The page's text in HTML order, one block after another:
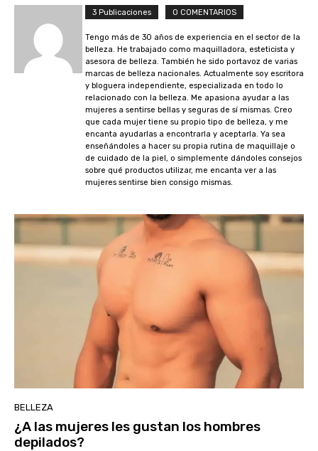
3 Publicaciones 0 COMENTARIOS
Tengo más de 30 años de experiencia en el sector de la
belleza. He trabajado como maquilladora, esteticista y
asesora de belleza. También he sido portavoz de varias
marcas de belleza nacionales. Actualmente soy escritora
y bloguera independiente, especializada en todo lo
relacionado con la belleza. Me apasiona ayudar a las
mujeres a sentirse bellas y seguras de sí mismas. Creo
que cada mujer tiene su propio tipo de belleza, y me
encanta ayudarlas a encontrarla y aceptarla. Ya sea
enseñándoles a hacer su propia rutina de maquillaje o
de cuidado de la piel, o simplemente dándoles consejos
sobre qué productos utilizar, me encanta ver a las
mujeres sentirse bien consigo mismas.
BELLEZA
¿A las mujeres les gustan los hombres
depilados?